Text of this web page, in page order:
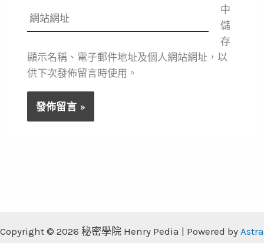
件
地
址
*
網
站
址
中
儲
存
顯示名稱、電子郵件地址及個人網站網址，以
供下次發佈留言時使用。
Copyright © 2026 秘密學院 Henry Pedia | Powered by Astra